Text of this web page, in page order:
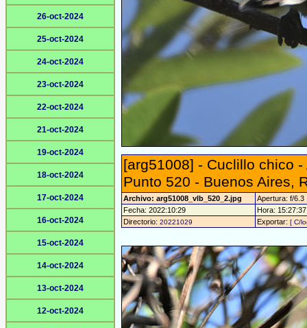
26-oct-2024
25-oct-2024
24-oct-2024
23-oct-2024
22-oct-2024
21-oct-2024
19-oct-2024
18-oct-2024
17-oct-2024
16-oct-2024
15-oct-2024
14-oct-2024
13-oct-2024
12-oct-2024
[arg51008] - Cuclillo chico
Punto 520 - Buenos Aires,
Archivo: arg51008_vlb_520_2.jpg
Apertura: f/6.3
Fecha: 2022:10:29
Hora:
Directorio: 20221029 Exportar: [ C/